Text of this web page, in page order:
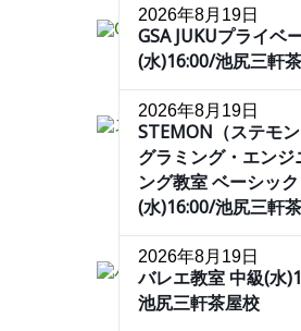
2026年8月19日
GSA JUKUプライベ
(水)16:00/池尻三軒
2026年8月19日
STEMON（ステモ
グラミング・エンジ
ング教室 ベーシック
(水)16:00/池尻三軒
2026年8月19日
バレエ教室 中級(水
池尻三軒茶屋校